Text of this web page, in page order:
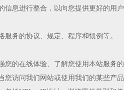
信息进行整合，以向您提供更好的用户
务的协议、规定、程序和惯例等。
您的在线体验、了解您使用本站服务的
您访问我们网站或使用我们的某些产品